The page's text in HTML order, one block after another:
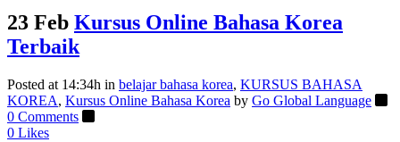
23 Feb Kursus Online Bahasa Korea
Terbaik
Posted at 14:34h in belajar bahasa korea, KURSUS BAHASA
KOREA, Kursus Online Bahasa Korea by Go Global Language
0 Comments
0 Likes